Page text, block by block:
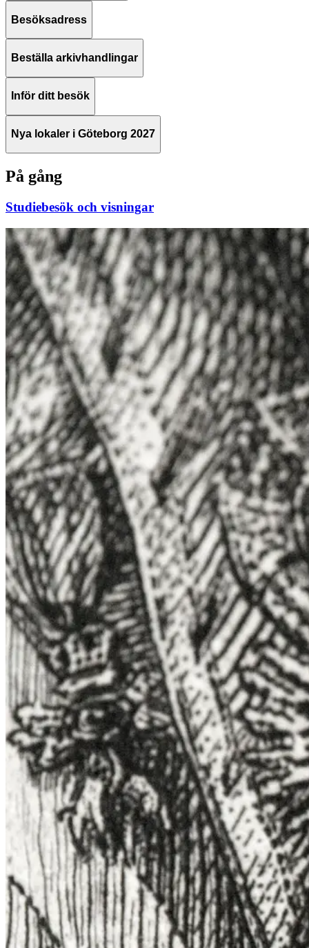
Besöksadress
Beställa arkivhandlingar
Inför ditt besök
Nya lokaler i Göteborg 2027
På gång
Studiebesök och visningar